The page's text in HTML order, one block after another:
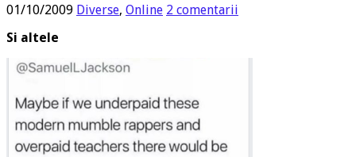
01/10/2009 Diverse, Online 2 comentarii
Si altele